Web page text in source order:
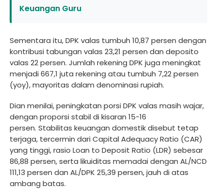
Keuangan Guru
Sementara itu, DPK valas tumbuh 10,87 persen dengan
kontribusi tabungan valas 23,21 persen dan deposito
valas 22 persen. Jumlah rekening DPK juga meningkat
menjadi 667,1 juta rekening atau tumbuh 7,22 persen
(yoy), mayoritas dalam denominasi rupiah.
Dian menilai, peningkatan porsi DPK valas masih wajar,
dengan proporsi stabil di kisaran 15-16
persen. Stabilitas keuangan domestik disebut tetap
terjaga, tercermin dari Capital Adequacy Ratio (CAR)
yang tinggi, rasio Loan to Deposit Ratio (LDR) sebesar
86,88 persen, serta likuiditas memadai dengan AL/NCD
111,13 persen dan AL/DPK 25,39 persen, jauh di atas
ambang batas.